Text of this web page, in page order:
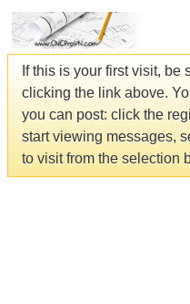
If this is your first visit, be
clicking the link above.
you can post: click the
start viewing messages,
to visit from the selection